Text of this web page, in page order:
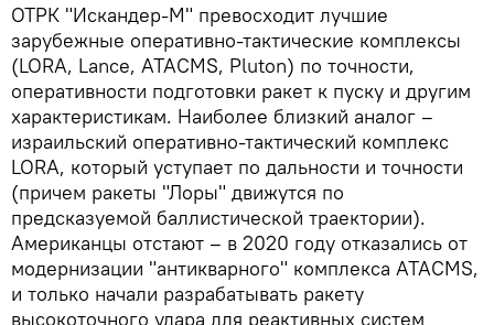
ОТРК "Искандер-М" превосходит лучшие
зарубежные оперативно-тактические комплексы
(LORA, Lance, ATACMS, Pluton) по точности,
оперативности подготовки ракет к пуску и другим
характеристикам. Наиболее близкий аналог –
израильский оперативно-тактический комплекс
LORA, который уступает по дальности и точности
(причем ракеты "Лоры" движутся по
предсказуемой баллистической траектории).
Американцы отстают – в 2020 году отказались от
модернизации "антикварного" комплекса ATACMS,
и только начали разрабатывать ракету
высокоточного удара для реактивных систем